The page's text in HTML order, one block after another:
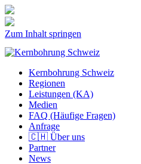
Zum Inhalt springen
Kernbohrung Schweiz
Regionen
Leistungen (KA)
Medien
FAQ (Häufige Fragen)
Anfrage
🇨🇭 Über uns
Partner
News